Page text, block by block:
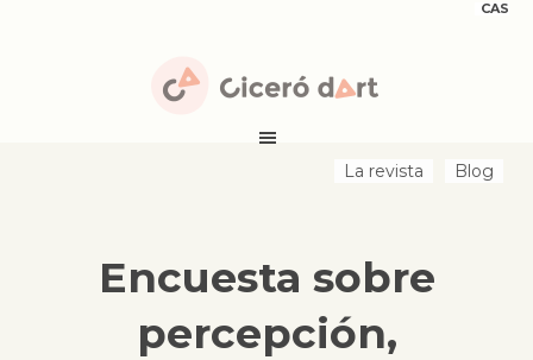
Blog
La revista
CAS
Encuesta sobre
percepción,